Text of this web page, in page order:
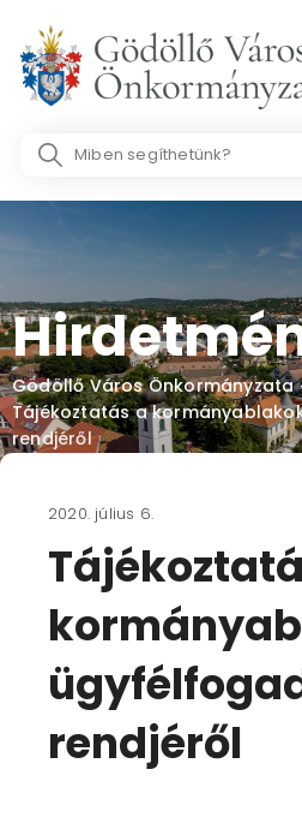
content
Search
Gödöllő Város Önkormányzata
Tájékoztatás a
rendjéről
2020. július 6.
rendjéről